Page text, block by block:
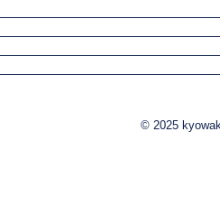
© 2025